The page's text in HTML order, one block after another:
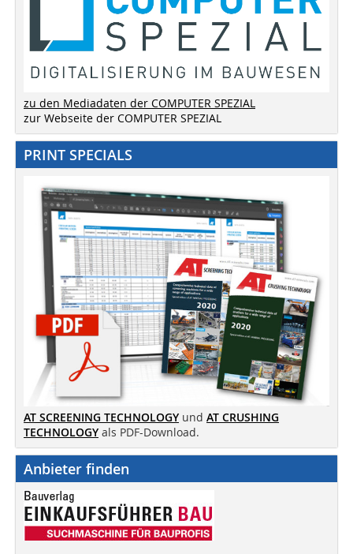
zu den Mediadaten der COMPUTER SPEZIAL
zur Webseite der COMPUTER SPEZIAL
PRINT SPECIALS
AT SCREENING TECHNOLOGY und AT CRUSHING
TECHNOLOGY als PDF-Download.
Anbieter finden